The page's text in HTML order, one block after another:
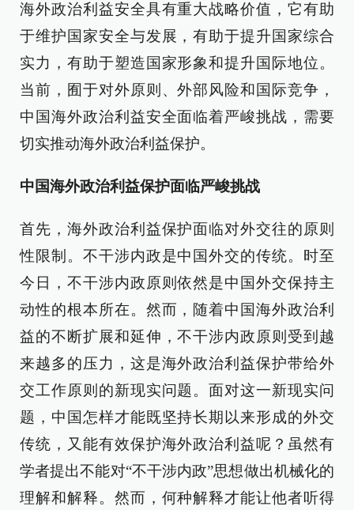
海外政治利益安全具有重大战略价值，它有助
于维护国家安全与发展，有助于提升国家综合
实力，有助于塑造国家形象和提升国际地位。
当前，囿于对外原则、外部风险和国际竞争，
中国海外政治利益安全面临着严峻挑战，需要
切实推动海外政治利益保护。
中国海外政治利益保护面临严峻挑战
首先，海外政治利益保护面临对外交往的原则
性限制。不干涉内政是中国外交的传统。时至
今日，不干涉内政原则依然是中国外交保持主
动性的根本所在。然而，随着中国海外政治利
益的不断扩展和延伸，不干涉内政原则受到越
来越多的压力，这是海外政治利益保护带给外
交工作原则的新现实问题。面对这一新现实问
题，中国怎样才能既坚持长期以来形成的外交
传统，又能有效保护海外政治利益呢？虽然有
学者提出不能对“不干涉内政”思想做出机械化的
理解和解释。然而，何种解释才能让他者听得